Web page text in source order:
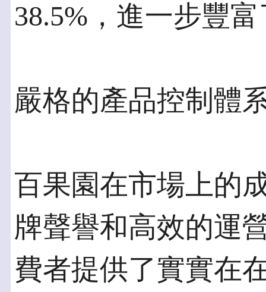
38.5%，進一步豐
嚴格的產品控制體
百果園在市場上的
牌聲譽和高效的運
費者提供了實實在